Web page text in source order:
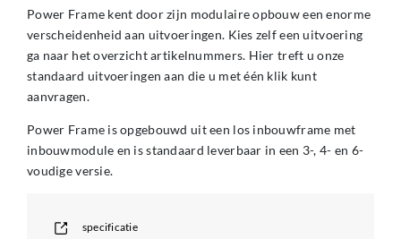
Power Frame kent door zijn modulaire opbouw een enorme
verscheidenheid aan uitvoeringen. Kies zelf een uitvoering
ga naar het overzicht artikelnummers. Hier treft u onze
standaard uitvoeringen aan die u met één klik kunt
aanvragen.
Power Frame is opgebouwd uit een los inbouwframe met
inbouwmodule en is standaard leverbaar in een 3-, 4- en 6-
voudige versie.
specificatie